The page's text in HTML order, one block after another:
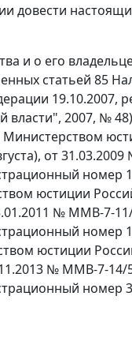
довести
и о его
статьей 85
19.10.2007,
власти", 2007, №
от
номер
юстиции
№ ММВ-7-
номер
юстиции
№ ММВ-7-14/
номер